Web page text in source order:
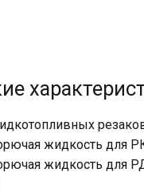
жидкость для
жидкость для